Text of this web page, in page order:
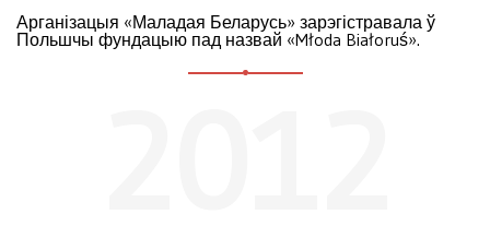
Арганізацыя «Маладая Беларусь» зарэгістравала ў
Польшчы фундацыю пад назвай «Młoda Białoruś».